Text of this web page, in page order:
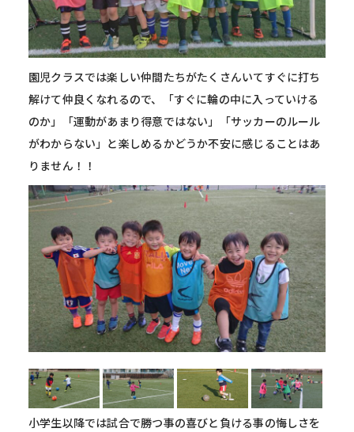
園児クラスでは楽しい仲間たちがたくさんいてすぐに打ち
解けて仲良くなれるので、「すぐに輪の中に入っていける
のか」「運動があまり得意ではない」「サッカーのルール
がわからない」と楽しめるかどうか不安に感じることはあ
りません！！
小学生以降では試合で勝つ事の喜びと負ける事の悔しさを